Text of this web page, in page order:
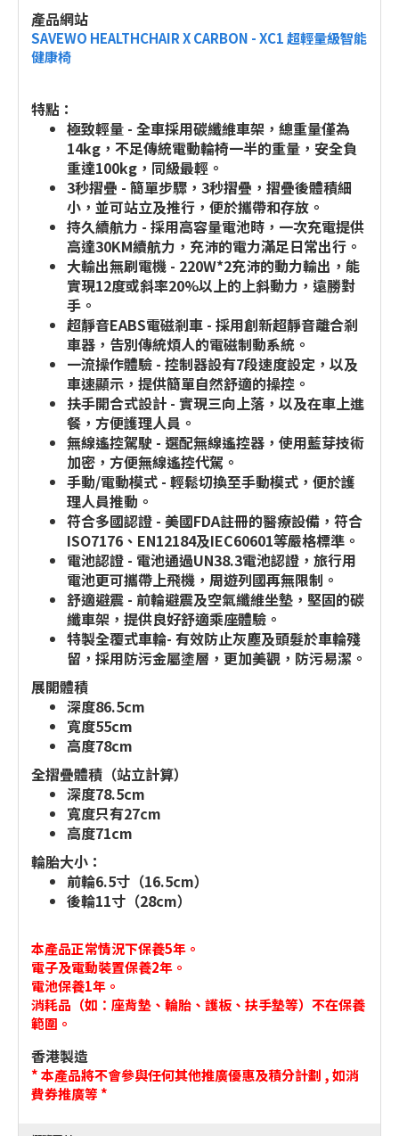
產品網站
SAVEWO HEALTHCHAIR X CARBON - XC1 超輕量級智能
健康椅
特點：
極致輕量 - 全車採用碳纖維車架，總重量僅為
14kg，不足傳統電動輪椅一半的重量，安全負
重達100kg，同級最輕。
3秒摺疊 - 簡單步驟，3秒摺疊，摺疊後體積細
小，並可站立及推行，便於攜帶和存放。
持久續航力 - 採用高容量電池時，一次充電提供
高達30KM續航力，充沛的電力滿足日常出行。
大輸出無刷電機 - 220W*2充沛的動力輸出，能
實現12度或斜率20%以上的上斜動力，遠勝對
手。
超靜音EABS電磁剎車 - 採用創新超靜音離合剎
車器，告別傳統煩人的電磁制動系統。
一流操作體驗 - 控制器設有7段速度設定，以及
車速顯示，提供簡單自然舒適的操控。
扶手開合式設計 - 實現三向上落，以及在車上進
餐，方便護理人員。
無線遙控駕駛 - 選配無線遙控器，使用藍芽技術
加密，方便無線遙控代駕。
手動/電動模式 - 輕鬆切換至手動模式，便於護
理人員推動。
符合多國認證 - 美國FDA註冊的醫療設備，符合
ISO7176、EN12184及IEC60601等嚴格標準。
電池認證 - 電池通過UN38.3電池認證，旅行用
電池更可攜帶上飛機，周遊列國再無限制。
舒適避震 - 前輪避震及空氣纖維坐墊，堅固的碳
纖車架，提供良好舒適乘座體驗。
特製全覆式車輪- 有效防止灰塵及頭髮於車輪殘
留，採用防污金屬塗層，更加美觀，防污易潔。
展開體積
深度86.5cm
寬度55cm
高度78cm
全摺疊體積（站立計算）
深度78.5cm
寬度只有27cm
高度71cm
輪胎大小：
前輪6.5寸（16.5cm）
後輪11寸（28cm）
本產品正常情況下保養5年。
電子及電動裝置保養2年。
電池保養1年。
消耗品（如：座背墊、輪胎、護板、扶手墊等）不在保養
範圍。
香港製造
* 本產品將不會參與任何其他推廣優惠及積分計劃 , 如消
費券推廣等 *